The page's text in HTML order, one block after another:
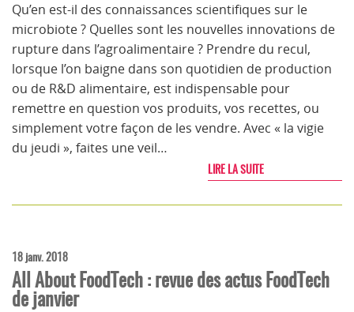
Qu’en est-il des connaissances scientifiques sur le
microbiote ? Quelles sont les nouvelles innovations de
rupture dans l’agroalimentaire ? Prendre du recul,
lorsque l’on baigne dans son quotidien de production
ou de R&D alimentaire, est indispensable pour
remettre en question vos produits, vos recettes, ou
simplement votre façon de les vendre. Avec « la vigie
du jeudi », faites une veil…
LIRE LA SUITE
18 janv. 2018
All About FoodTech : revue des actus FoodTech
de janvier